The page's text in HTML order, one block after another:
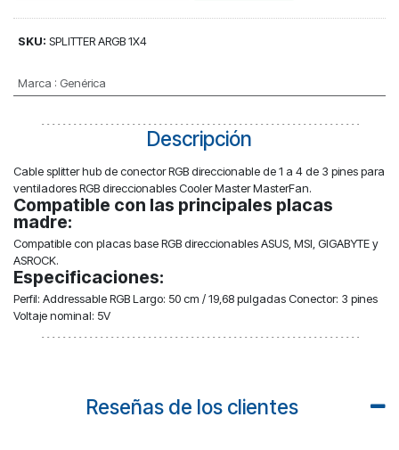
SKU: SPLITTER ARGB 1X4
Marca : Genérica
Descripción
Cable splitter hub de conector RGB direccionable de 1 a 4 de 3 pines para
ventiladores RGB direccionables Cooler Master MasterFan.
Compatible con las principales placas
madre:
Compatible con placas base RGB direccionables ASUS, MSI, GIGABYTE y
ASROCK.
Especificaciones:
Perfil: Addressable RGB Largo: 50 cm / 19,68 pulgadas Conector: 3 pines
Voltaje nominal: 5V
Reseñas de los clientes